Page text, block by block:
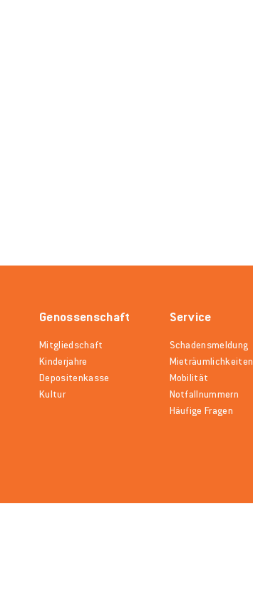
Genossenschaft
Mitgliedschaft
Kinderjahre
Depositenkasse
Kultur
Service
Schadensmeldung
Mieträumlichkeiten
Mobilität
Notfallnummern
Häufige Fragen